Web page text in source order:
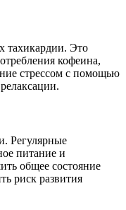
тахикардии. Это
кофеина,
стрессом с помощью
Регулярные
питание и
общее состояние
риск развития